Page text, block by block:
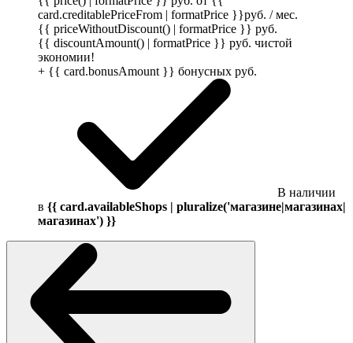
card.creditablePriceFrom | formatPrice }}руб. / мес.
{{ priceWithoutDiscount() | formatPrice }} руб.
{{ discountAmount() | formatPrice }} руб. чистой
экономии!
+ {{ card.bonusAmount }} бонусных руб.
В наличии
в {{ card.availableShops | pluralize('магазине|магазинах|
магазинах') }}